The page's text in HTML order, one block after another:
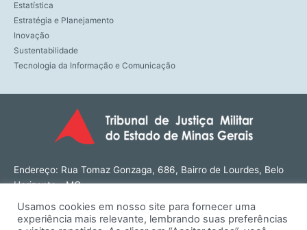
Estatística
Estratégia e Planejamento
Inovação
Sustentabilidade
Tecnologia da Informação e Comunicação
Endereço: Rua Tomaz Gonzaga, 686, Bairro de Lourdes, Belo
Horizonte - MG
Tel: (31) 3274-1566
Usamos cookies em nosso site para fornecer uma
experiência mais relevante, lembrando suas preferências